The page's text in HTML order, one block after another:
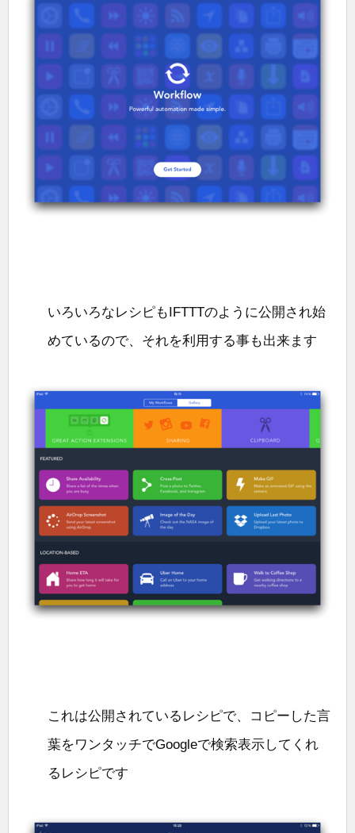
いろいろなレシピもIFTTTのように公開され始
めているので、それを利用する事も出来ます
これは公開されているレシピで、コピーした言
葉をワンタッチでGoogleで検索表示してくれ
るレシピです